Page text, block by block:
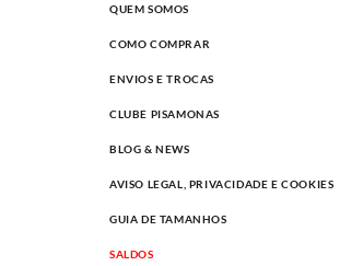
QUEM SOMOS
COMO COMPRAR
ENVIOS E TROCAS
CLUBE PISAMONAS
BLOG & NEWS
AVISO LEGAL, PRIVACIDADE E COOKIES
GUIA DE TAMANHOS
SALDOS